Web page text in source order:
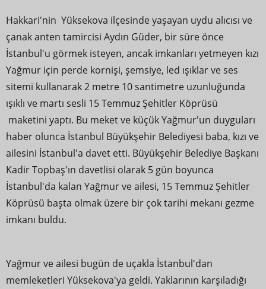
Hakkari'nin Yüksekova ilçesinde yaşayan uydu alıcısı ve
çanak anten tamircisi Aydın Güder, bir süre önce
İstanbul'u görmek isteyen, ancak imkanları yetmeyen kızı
Yağmur için perde kornişi, şemsiye, led ışıklar ve ses
sitemi kullanarak 2 metre 10 santimetre uzunluğunda
ışıklı ve martı sesli 15 Temmuz Şehitler Köprüsü
maketini yaptı. Bu meket ve küçük Yağmur'un duyguları
haber olunca İstanbul Büyükşehir Belediyesi baba, kızı ve
ailesini İstanbul'a davet etti. Büyükşehir Belediye Başkanı
Kadir Topbaş'ın davetlisi olarak 5 gün boyunca
İstanbul'da kalan Yağmur ve ailesi, 15 Temmuz Şehitler
Köprüsü başta olmak üzere bir çok tarihi mekanı gezme
imkanı buldu.
Yağmur ve ailesi bugün de uçakla İstanbul'dan
memleketleri Yüksekova'ya geldi. Yaklarının karşıladığı